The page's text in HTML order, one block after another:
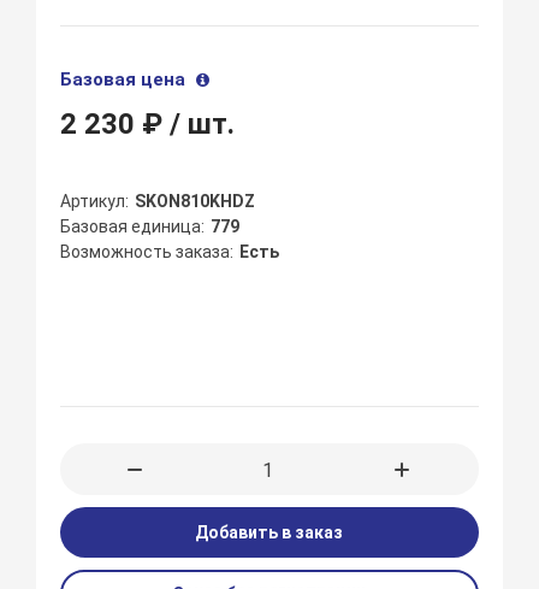
Базовая цена
2 230 ₽/ шт.
Артикул
SKON810KHDZ
Базовая единица 779
Возможность заказа
Есть
Добавить в заказ